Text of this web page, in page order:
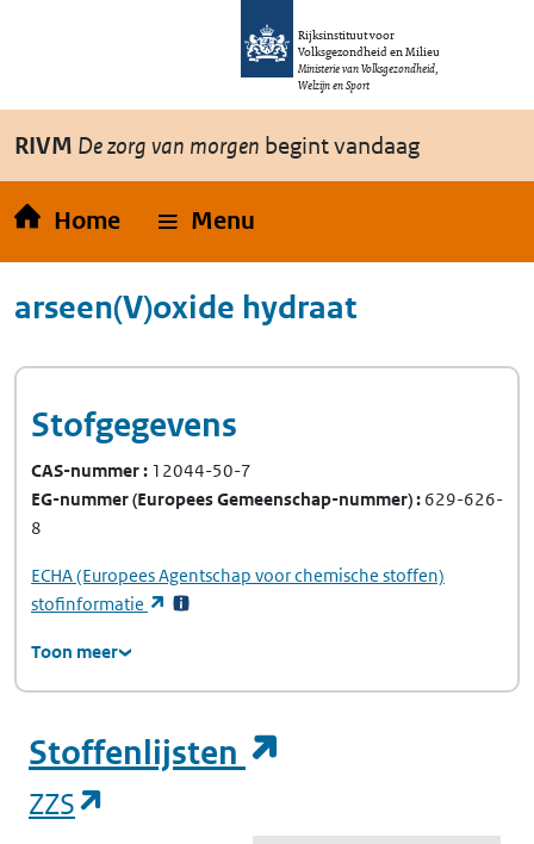
Overslaan en naar de inhoud gaan
Rijksinstituut voor
Volksgezondheid en Milieu
Ministerie van Volksgezondheid,
Welzijn en Sport
RIVM De zorg van morgen begint vandaag
Home Menu
arseen(V)oxide hydraat
Stofgegevens
CAS-nummer 12044-50-7
EG-nummer(Europees Gemeenschap-nummer) 629-626-
8
ECHA(Europees Agentschap voor chemische stoffen)
stofinformatie
(opent in een nieuw tabblad)
Toon meer
Stoffenlijsten
ZZS